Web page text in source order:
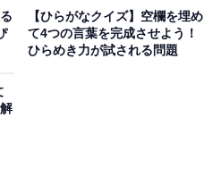
【ひらがなクイズ】空欄を埋め
て4つの言葉を完成させよう！
ひらめき力が試される問題